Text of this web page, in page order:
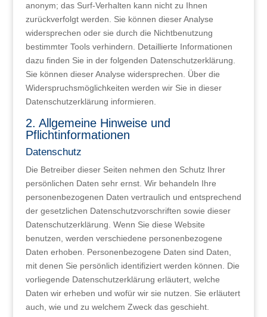
anonym; das Surf-Verhalten kann nicht zu Ihnen
zurückverfolgt werden. Sie können dieser Analyse
widersprechen oder sie durch die Nichtbenutzung
bestimmter Tools verhindern. Detaillierte Informationen
dazu finden Sie in der folgenden Datenschutzerklärung.
Sie können dieser Analyse widersprechen. Über die
Widerspruchsmöglichkeiten werden wir Sie in dieser
Datenschutzerklärung informieren.
2. Allgemeine Hinweise und
Pflichtinformationen
Datenschutz
Die Betreiber dieser Seiten nehmen den Schutz Ihrer
persönlichen Daten sehr ernst. Wir behandeln Ihre
personenbezogenen Daten vertraulich und entsprechend
der gesetzlichen Datenschutzvorschriften sowie dieser
Datenschutzerklärung. Wenn Sie diese Website
benutzen, werden verschiedene personenbezogene
Daten erhoben. Personenbezogene Daten sind Daten,
mit denen Sie persönlich identifiziert werden können. Die
vorliegende Datenschutzerklärung erläutert, welche
Daten wir erheben und wofür wir sie nutzen. Sie erläutert
auch, wie und zu welchem Zweck das geschieht.